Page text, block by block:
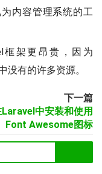
内容管理系统的工
框架更昂贵，因为
没有的许多资源。
下一篇
中安装和使用
Font Awesome图标